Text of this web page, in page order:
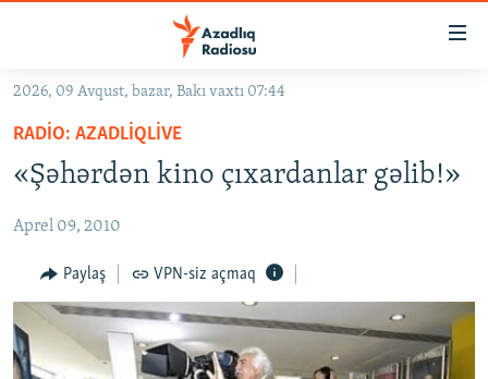
Əsas
qayıt
Əsas
naviqasiyaya
qayıt
GÜNDƏM
#İZAHLA
KORRUPSIOMETR
#ƏSLINDƏ
FƏRQƏ BAX
QANUNI DOĞRU
ARAŞDIRMA
2026, 09 Avqust, bazar, Bakı vaxtı 07:44
RADIO: AZADLIQLIVE
«Şəhərdən kino çıxardanlar gəlib!»
Aprel 09, 2010
Paylaş VPN-siz açmaq